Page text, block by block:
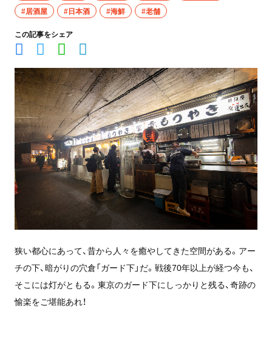
#居酒屋
#日本酒 #海鮮 #老舗
この記事をシェア
狭い都心にあって、昔から人々を癒やしてきた空間がある。アー
チの下、暗がりの穴倉「ガード下」だ。戦後70年以上が経つ今も、
そこには灯がともる。東京のガード下にしっかりと残る、奇跡の
愉楽をご堪能あれ！